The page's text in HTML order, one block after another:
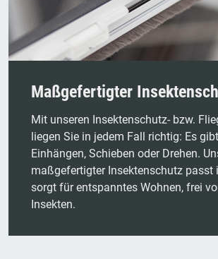
Maßgefertigter
Mit unseren Insektenschutz- bzw.
liegen Sie in jedem Fall richtig: Es
Einhängen, Schieben oder Drehen.
maßgefertigter Insektenschutz passt
sorgt für entspanntes Wohnen, frei
Insekten.